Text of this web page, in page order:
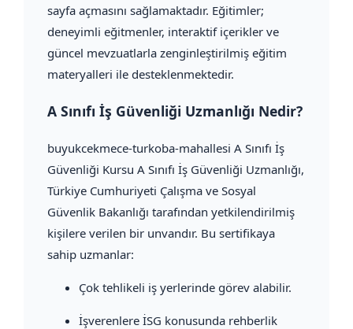
sayfa açmasını sağlamaktadır. Eğitimler;
deneyimli eğitmenler, interaktif içerikler ve
güncel mevzuatlarla zenginleştirilmiş eğitim
materyalleri ile desteklenmektedir.
A Sınıfı İş Güvenliği Uzmanlığı Nedir?
buyukcekmece-turkoba-mahallesi A Sınıfı İş
Güvenliği Kursu A Sınıfı İş Güvenliği Uzmanlığı,
Türkiye Cumhuriyeti Çalışma ve Sosyal
Güvenlik Bakanlığı tarafından yetkilendirilmiş
kişilere verilen bir unvandır. Bu sertifikaya
sahip uzmanlar:
Çok tehlikeli iş yerlerinde görev alabilir.
İşverenlere İSG konusunda rehberlik